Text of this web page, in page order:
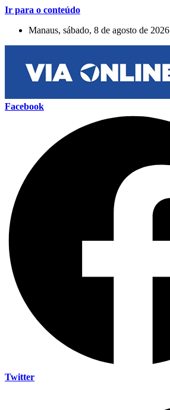
Ir para o conteúdo
Manaus, sábado, 8 de agosto de 2026
Facebook
Twitter